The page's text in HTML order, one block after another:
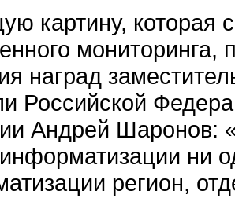
картину, которая
наград
Российской
Андрей
ни
регион,